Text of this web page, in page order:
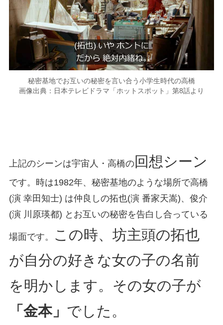
秘密基地でお互いの秘密を言い合う小学生時代の高橋
画像出典：日本テレビドラマ「ホットスポット」第8話より
上記のシーンは宇宙人・高橋の回想シーン
です。時は1982年、秘密基地のような場所で高橋
(演 幸田知士) は仲良しの拓也(演 番家天嵩)、俊介
(演 川原瑛都) とお互いの秘密を告白し合っている
場面です。
この時、坊主頭の拓也
が自分の好きな女の子の名前
を明かします。その女の子が
「金本」 でした。